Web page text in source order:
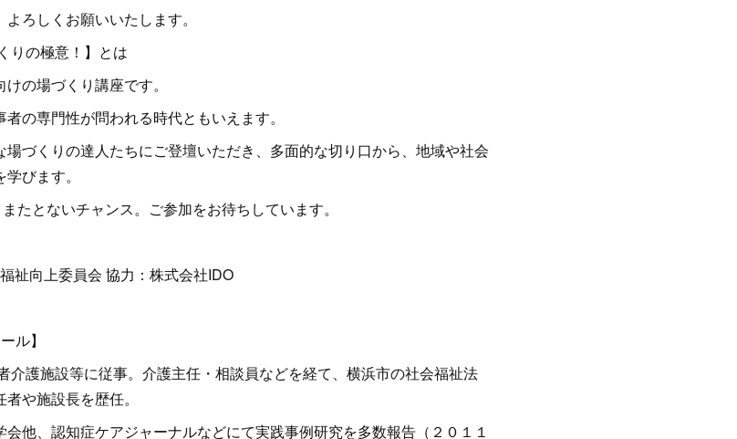
ろしくお願いいたします。
りの極意！】とは
の場づくり講座です。
の専門性が問われる時代ともいえます。
づくりの達人たちにご登壇いただき、多面的な切り口から、地域や社会
びます。
たとないチャンス。ご参加をお待ちしています。
祉向上委員会 協力：株式会社IDO
ル】
介護施設等に従事。介護主任・相談員などを経て、横浜市の社会福祉法
や施設長を歴任。
他、認知症ケアジャーナルなどにて実践事例研究を多数報告（２０１１